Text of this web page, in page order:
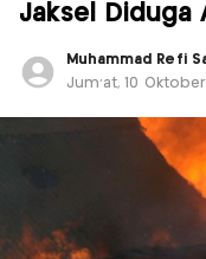
Jaksel Diduga
Muhammad Refi
Jum'at, 10